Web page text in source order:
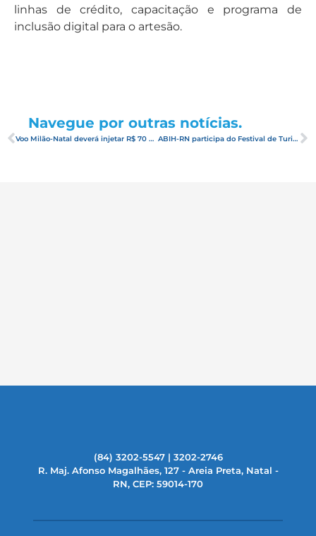
linhas de crédito, capacitação e programa de
inclusão digital para o artesão.
Navegue por outras notícias.
Voo Milão-Natal deverá injetar R$ 70 milhões no RN ABIH-RN participa do Festival de Turismo de João Pessoa
(84) 3202-5547 | 3202-2746
R. Maj. Afonso Magalhães, 127 - Areia Preta, Natal -
RN, CEP: 59014-170